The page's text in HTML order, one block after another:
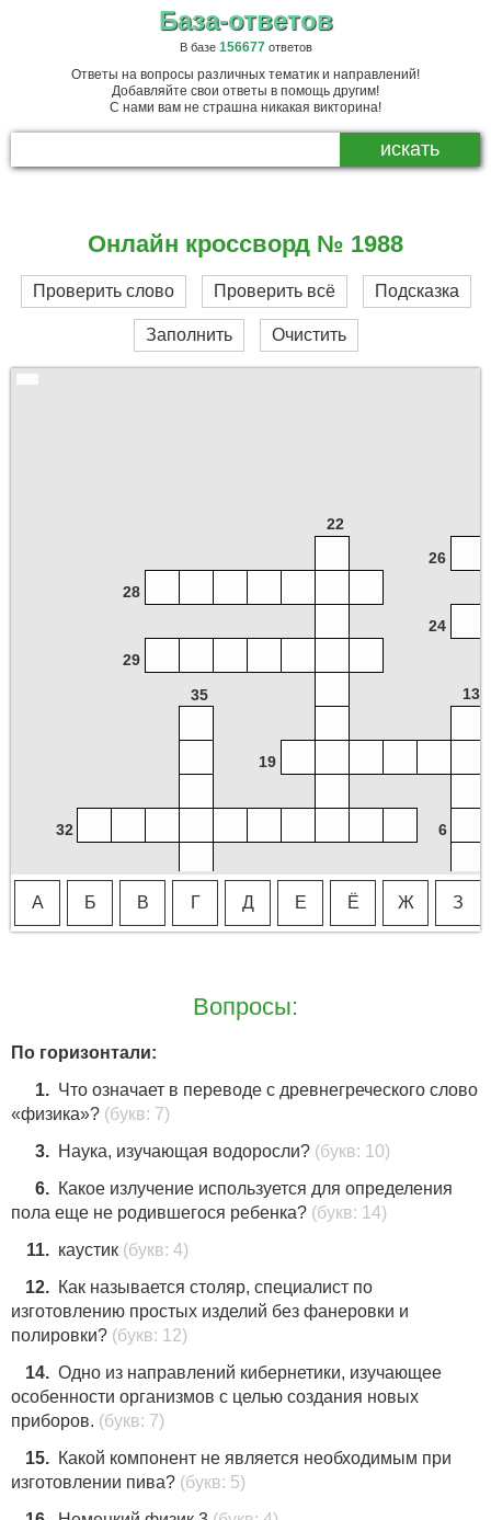
База-ответов
В базе 156677ответов
Ответы на вопросы различных тематик и направлений!
Добавляйте свои ответы в помощь другим!
С нами вам не страшна никакая викторина!
Онлайн кроссворд № 1988
Проверить слово Проверить всё Подсказка
Заполнить Очистить
А Б В Г Д Е Ё Ж З
22
26
28
24
29
35
13
19
32 6
Вопросы:
По горизонтали:
1. Что означает в переводе с древнегреческого слово
«физика»? (букв: 7)
3. Наука, изучающая водоросли? (букв: 10)
6. Какое излучение используется для определения
пола еще не родившегося ребенка? (букв: 14)
11. каустик (букв: 4)
12. Как называется столяр, специалист по
изготовлению простых изделий без фанеровки и
полировки? (букв: 12)
14. Одно из направлений кибернетики, изучающее
особенности организмов с целью создания новых
приборов. (букв: 7)
15. Какой компонент не является необходимым при
изготовлении пива? (букв: 5)